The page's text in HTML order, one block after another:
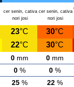
cer senin, cativa
nori josi
cer senin, cativa
nori josi
23°C 30°C
22°C 30°C
0 mm 0 mm
0 % 0 %
25 % 22 %